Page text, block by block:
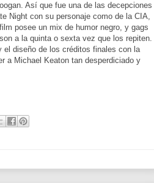
Así que fue una de las decepciones
Night con su personaje como de la CIA,
posee un mix de humor negro, y gags
a la quinta o sexta vez que los repiten.
diseño de los créditos finales con la
a Michael Keaton tan desperdiciado y